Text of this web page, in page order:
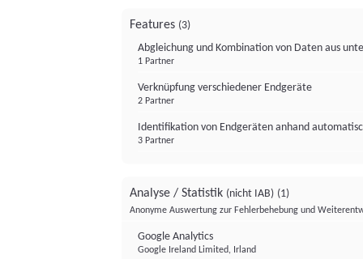
Features (3)
Abgleichung und Kombination von Daten aus
1 Partner
Verknüpfung verschiedener Endgeräte
2 Partner
Identifikation von Endgeräten anhand
3 Partner
Analyse / Statistik (nicht IAB) (1)
Anonyme Auswertung zur Fehlerbehebung und
Google Analytics
Google Ireland Limited, Irland